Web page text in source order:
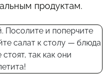
продуктам.